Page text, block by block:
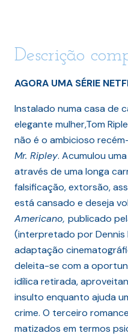
Descrição
AGORA UMA SÉRIE
Instalado numa casa de
elegante mulher,Tom
não é o ambicioso
Mr. Ripley. Acumulou
através de uma longa
falsificação, extorsão,
está cansado e deseja
Americano, publicado
(interpretado por Dennis
adaptação
deleita-se com a
idílica retirada,
insulto enquanto ajuda
crime. O terceiro
matizados em termos